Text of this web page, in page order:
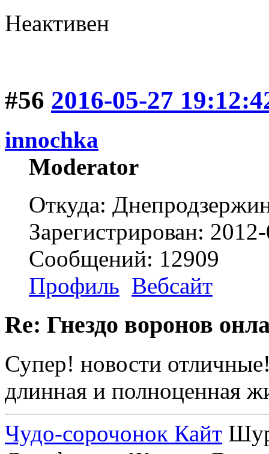
Неактивен
#56 2016-05-27
innochka
Moderator
Откуда:
Зарегистрирован:
Сообщений: 12909
Профиль Вебсайт
Re: Гнездо воронов
Супер! новости
длинная и полноценная
Чудо-сорочонок Кайт